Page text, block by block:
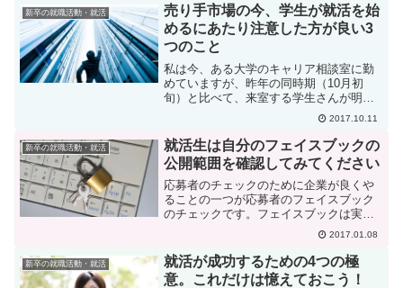
職率は高い傾向はあるものの、平均すれ
ば3割が3年で辞めてい...
新卒の就職活動・就活
売り手市場の今、学生が就活を始
めるにあたり注意した方が良い3
つのこと
私は今、ある大学のキャリア相談室に勤
めていますが、昨年の同時期（10月初
旬）と比べて、来室する学生さんが明ら
かに少ないです。就活対策を教えるキャ
リア講座の出席者も昨年より少ないです
ね。もしかしたら、今年の先輩たちの就
活の様子を見て、「売り手...
2017.10.11
新卒の就職活動・就活
就活生は自分のフェイスブックの
公開範囲を確認してみてください
応募者のチェックのために企業が良くや
ることの一つが応募者のフェイスブック
のチェックです。フェイスブックは実名
で登録していますので、応募者の名前で
検索すればいとも簡単に見つけることが
できます。フェイスブックでは、履歴書
に貼られた証明写真や型通...
2017.01.08
新卒の就職活動・就活
就活が成功するための4つの極
意。これだけは憶えておこう！